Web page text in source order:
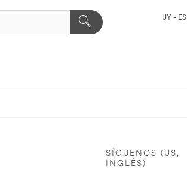
UY - ES
SÍGUENOS (US,
INGLÉS)